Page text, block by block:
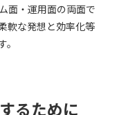
面・運用面の両面で
軟な発想と効率化等
るために